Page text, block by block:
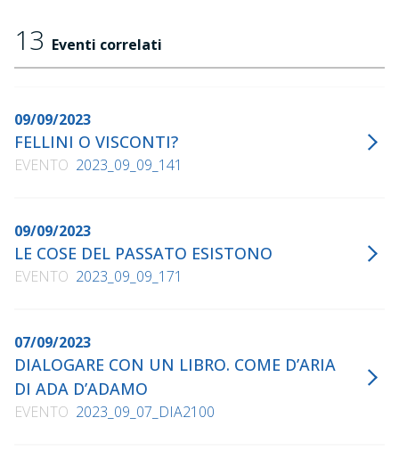
Arcana, 2002 "Allegro occidentale", Feltrinelli, 2003
(2007) "L'Italia spensierata", Laterza, 2007 "La
separazione del maschio", Einaudi, 2008 (2010)
"Habemus Papam. La sceneggiatura", con Nanni
Moretti e Federica Pontremoli, Feltrinelli, 2011
"Il desiderio di essere come tutti", Einaudi, 2013
13 Eventi correlati
09/09/2023
FELLINI O VISCONTI?
EVENTO 2023_09_09_141
09/09/2023
LE COSE DEL PASSATO ESISTONO
EVENTO 2023_09_09_171
07/09/2023
DIALOGARE CON UN LIBRO. COME D’ARIA
DI ADA D’ADAMO
EVENTO 2023_09_07_DIA2100